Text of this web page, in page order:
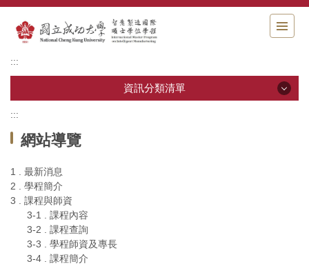
跳
內
塊
:::
資訊分類清單
學程簡介
課程與師資
畢業規定
:::
網站導覽
1 . 最新消息
2 . 學程簡介
3 . 課程與師資
3-1 . 課程內容
3-2 . 課程查詢
3-3 . 學程師資及專長
3-4 . 課程簡介